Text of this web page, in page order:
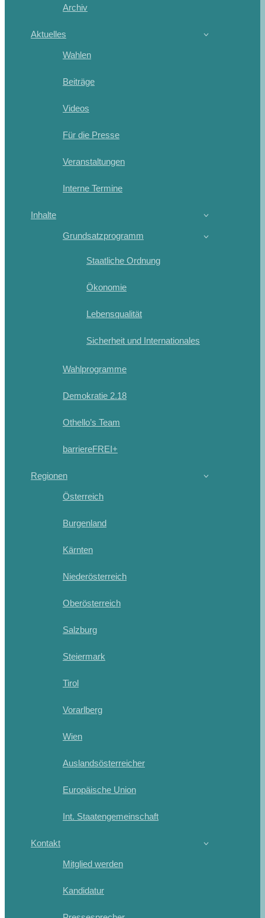
Archiv
Aktuelles
Wahlen
Beiträge
Videos
Für die Presse
Veranstaltungen
Interne Termine
Inhalte
Grundsatzprogramm
Staatliche Ordnung
Ökonomie
Lebensqualität
Sicherheit und Internationales
Wahlprogramme
Demokratie 2.18
Othello’s Team
barriereFREI+
Regionen
Österreich
Burgenland
Kärnten
Niederösterreich
Oberösterreich
Salzburg
Steiermark
Tirol
Vorarlberg
Wien
Auslandsösterreicher
Europäische Union
Int. Staatengemeinschaft
Kontakt
Mitglied werden
Kandidatur